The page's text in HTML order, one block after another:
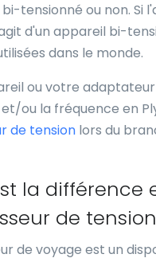
bi-tensionné ou non.
d'un appareil bi-
dans le monde.
ou votre
ou la fréquence en
de tension lors du
la
de
de voyage est un